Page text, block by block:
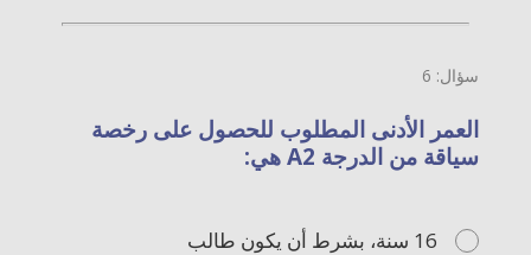
سؤال: 6
العمر الأدنى المطلوب للحصول على رخصة
سياقة من الدرجة A2 هي:
16 سنة، بشرط أن يكون طالب